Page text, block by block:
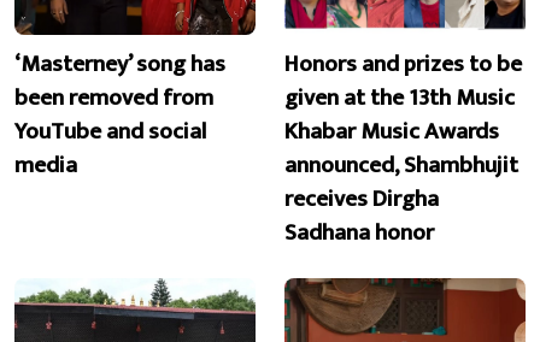
‘Masterney’ song has
been removed from
YouTube and social
media
Honors and prizes to be
given at the 13th Music
Khabar Music Awards
announced, Shambhujit
receives Dirgha
Sadhana honor